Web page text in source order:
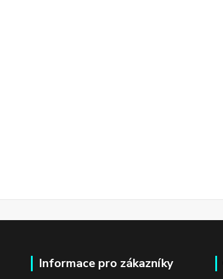
Informace pro zákazníky